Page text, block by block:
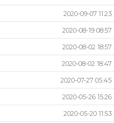
2020-09-07 11:23
2020-08-19 08:57
2020-08-02 18:57
2020-08-02 18:47
2020-07-27 05:45
2020-05-26 15:26
2020-05-20 11:53